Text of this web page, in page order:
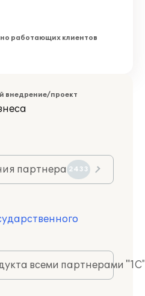
работающих клиентов
внедрение/проект
партнера 2433
всеми партнерами